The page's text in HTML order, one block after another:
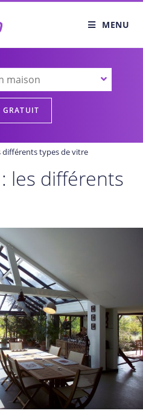
MENU
différents types de vitre
les différents